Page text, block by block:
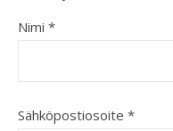
Nimi *
Sähköpostiosoite *